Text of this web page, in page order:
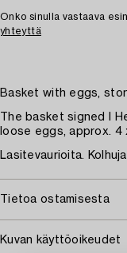
Onko sinulla vastaava
yhteyttä
Basket with eggs,
The basket signed I
loose eggs, approx. 4
Lasitevaurioita.
Tietoa ostamisesta
Kuvan käyttöoikeudet